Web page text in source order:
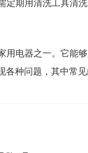
定期用清洗工具清
用电器之一。它能
种问题，其中常